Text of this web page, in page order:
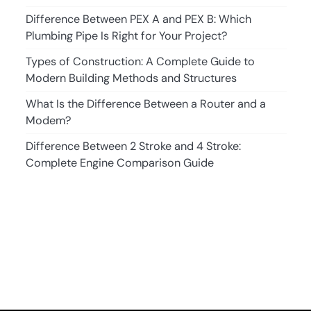
Difference Between PEX A and PEX B: Which
Plumbing Pipe Is Right for Your Project?
Types of Construction: A Complete Guide to
Modern Building Methods and Structures
What Is the Difference Between a Router and a
Modem?
Difference Between 2 Stroke and 4 Stroke:
Complete Engine Comparison Guide